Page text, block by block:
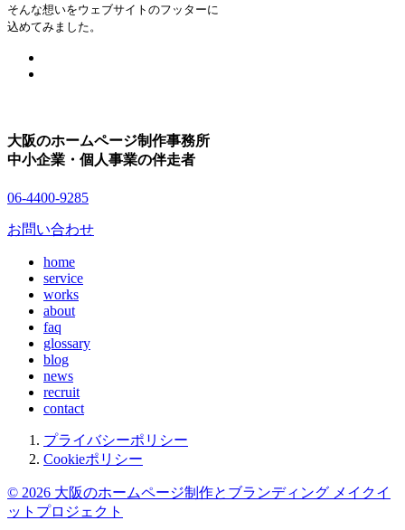
そんな想いをウェブサイトのフッターに
込めてみました。
大阪のホームページ制作事務所
中小企業・個人事業の伴走者
06-4400-9285
お問い合わせ
home
service
works
about
faq
glossary
blog
news
recruit
contact
プライバシーポリシー
Cookieポリシー
© 2026 大阪のホームページ制作とブランディング メイクイ
ットプロジェクト